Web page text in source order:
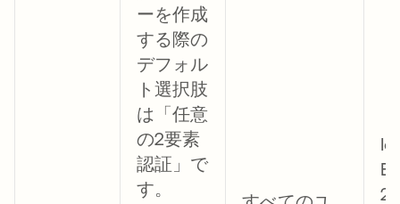
ーを作成
する際の
デフォル
ト選択肢
は「任意
の2要素
認証」で
す。